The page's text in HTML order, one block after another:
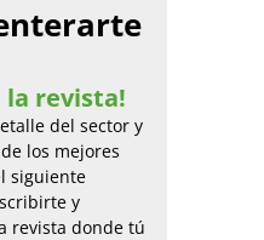
la revista!
del sector y
los mejores
siguiente
y
revista donde tú